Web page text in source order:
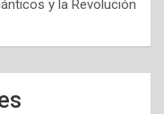
y la Revolución